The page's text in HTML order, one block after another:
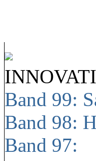
Band 99:
Band 98:
Band 97: